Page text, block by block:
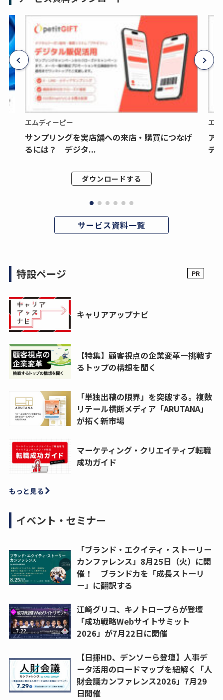
エムディーピー
サンプリングを実店舗への来店・購買につなげ
るには？ デジタ...
ダウンロードする
エ
ア
デ
サービス資料一覧
特設ページ
キャリアアップナビ
【特集】顧客視点の企業変革ー挑戦す
るトップの構想を聞く
「単独出稿の限界」を突破する。複数
リテール横断メディア「ARUTANA」
が拓く新市場
マーケティング・クリエイティブ転職
成功ガイド
もっと見る
イベント・セミナー
「ブランド・エクイティ・ストーリー
カンファレンス」8月25日（火）に開
催！ ブランド力を「成長ストーリ
ー」に翻訳する
江崎グリコ、キノトロープらが登壇
「成功戦略Webサイトサミット
2026」が7月22日に開催
【日揮HD、デンソーら登壇】人事デ
ータ活用のロードマップを紐解く「人
財会議カンファレンス2026」7月29
日開催